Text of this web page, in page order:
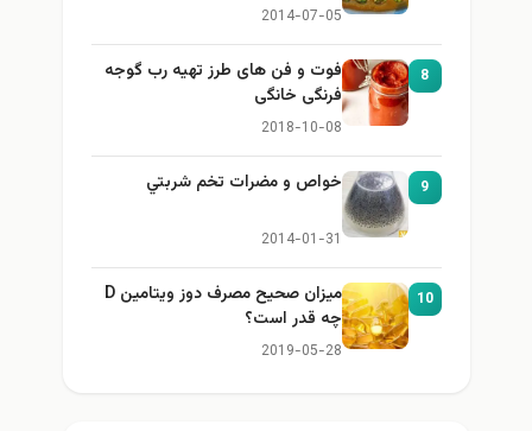
2014-07-05
8
فوت و فن های طرز تهیه رب گوجه
فرنگی خانگی
2018-10-08
9 خواص و مضرات تخم شربتي
2014-01-31
10
میزان صحیح مصرف دوز ویتامین D
چه قدر است؟
2019-05-28